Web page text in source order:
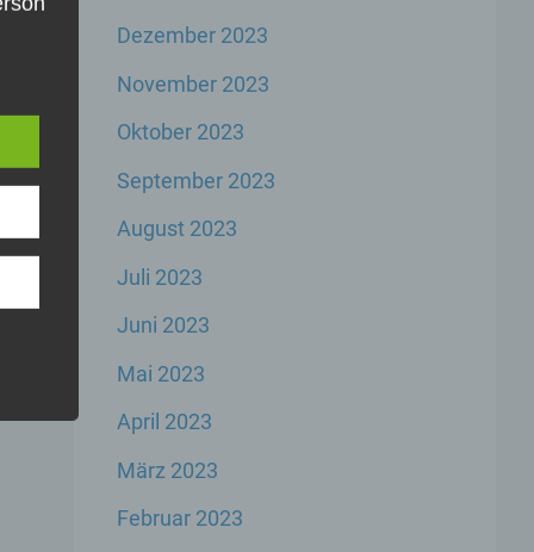
Dezember 2023
November 2023
Oktober 2023
September 2023
August 2023
Juli 2023
Juni 2023
Mai 2023
April 2023
März 2023
Februar 2023